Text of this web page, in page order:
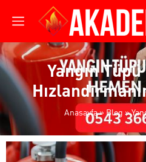
Yangın
Anasayfa»Blog»